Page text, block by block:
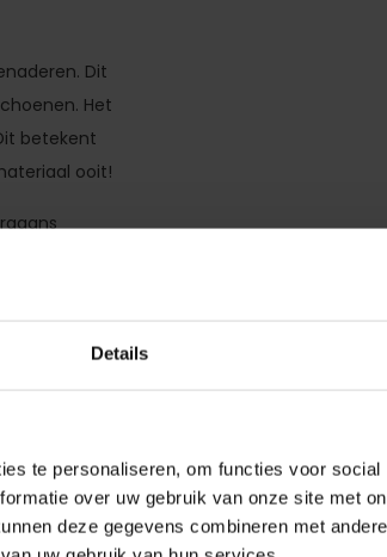
Details
te personaliseren, om functies voor
over uw gebruik van onze site met
deze gegevens combineren met
Dit
Het
betekent
ooit!
gevoel
over de
aantrek